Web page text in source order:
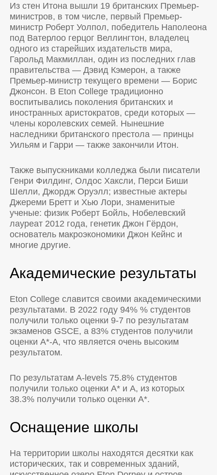
Из стен Итона вышли 19 британских Премьер-
министров, в том числе, первый Премьер-
министр Роберт Уолпол, победитель Наполеона
под Ватерлоо герцог Веллингтон, владелец
одного из старейших издательств мира,
Гарольд Макмиллан, один из последних глав
правительства — Дэвид Кэмерон, а также
Премьер-министр текущего времени — Борис
Джонсон. В Eton College традиционно
воспитывались поколения британских и
иностранных аристократов, среди которых —
члены королевских семей. Нынешние
наследники британского престола — принцы
Уильям и Гарри — также закончили Итон.
Также выпускниками колледжа были писатели
Генри Филдинг, Олдос Хаксли, Перси Биши
Шелли, Джордж Оруэлл; известные актеры
Джереми Бретт и Хью Лори, знаменитые
ученые: физик Роберт Бойль, Нобелевский
лауреат 2012 года, генетик Джон Гёрдон,
основатель макроэкономики Джон Кейнс и
многие другие.
Академические результаты
Eton College славится своими академическими
результатами. В 2022 году 94% % студентов
получили только оценки 9-7 по результатам
экзаменов GSCE, а 83% студентов получили
оценки А*-А, что является очень высоким
результатом.
По результатам A-levels 75.8% студентов
получили только оценки А* и А, из которых
38.3% получили только оценки А*.
Оснащение школы
На территории школы находятся десятки как
исторических, так и современных зданий,